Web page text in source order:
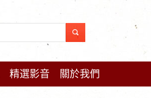
精選影音 關於我們